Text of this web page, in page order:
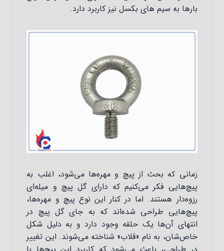
بارها به سیم های بکسل نیز کاربرد دارد.
زمانی که بحث از پیچ و مهره‌ها می‌شود، اغلب به
پیچ‌هایی فکر می‌کنیم که دارای گل پیچ و میله‌ای
رزوه‌دار هستند. اما در کنار این نوع پیچ و مهره‌ها،
پیچ‌هایی طراحی شده‌اند که به جای گل پیچ در
انتهای آن‌ها یک حلقه وجود دارد و به دلیل شکل
خاص‌شان، به نام «قلاب» شناخته می‌شوند. این تغییر